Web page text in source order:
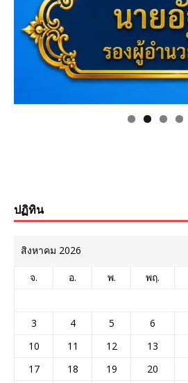
ปฏิทิน
สิงหาคม 2026
จ. อ. พ. พฤ.
3
4 5 6
10
11 12 13
17
18 19 20